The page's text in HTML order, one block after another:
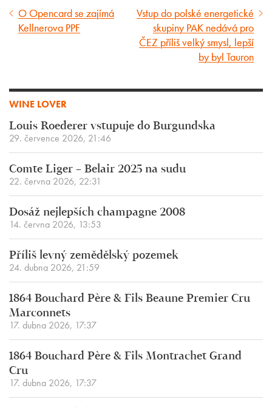
Předcházející
článek
O Opencard se zajímá
Kellnerova PPF
Následující
článek
Vstup do polské energetické
skupiny PAK nedává pro
ČEZ příliš velký smysl, lepší
by byl Tauron
WINE LOVER
Louis Roederer vstupuje do Burgundska
29. července 2026, 21:46
Comte Liger – Belair 2025 na sudu
22. června 2026, 22:31
Dosáž nejlepších champagne 2008
14. června 2026, 13:53
Příliš levný zemědělský pozemek
24. dubna 2026, 21:59
1864 Bouchard Père & Fils Beaune Premier Cru
Marconnets
17. dubna 2026, 17:37
1864 Bouchard Père & Fils Montrachet Grand
Cru
17. dubna 2026, 17:37